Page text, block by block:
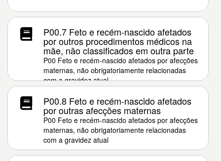
P00.7 Feto e recém-nascido afetados
por outros procedimentos médicos na
mãe, não classificados em outra parte
P00 Feto e recém-nascido afetados por afecções
maternas, não obrigatoriamente relacionadas
com a gravidez atual
P00.8 Feto e recém-nascido afetados
por outras afecções maternas
P00 Feto e recém-nascido afetados por afecções
maternas, não obrigatoriamente relacionadas
com a gravidez atual